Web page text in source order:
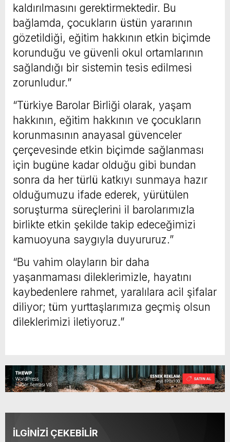
kaldırılmasını gerektirmektedir. Bu
bağlamda, çocukların üstün yararının
gözetildiği, eğitim hakkının etkin biçimde
korunduğu ve güvenli okul ortamlarının
sağlandığı bir sistemin tesis edilmesi
zorunludur.”
“Türkiye Barolar Birliği olarak, yaşam
hakkının, eğitim hakkının ve çocukların
korunmasının anayasal güvenceler
çerçevesinde etkin biçimde sağlanması
için bugüne kadar olduğu gibi bundan
sonra da her türlü katkıyı sunmaya hazır
olduğumuzu ifade ederek, yürütülen
soruşturma süreçlerini il barolarımızla
birlikte etkin şekilde takip edeceğimizi
kamuoyuna saygıyla duyururuz.”
“Bu vahim olayların bir daha
yaşanmaması dileklerimizle, hayatını
kaybedenlere rahmet, yaralılara acil şifalar
diliyor; tüm yurttaşlarımıza geçmiş olsun
dileklerimizi iletiyoruz.”
İLGİNİZİ ÇEKEBİLİR